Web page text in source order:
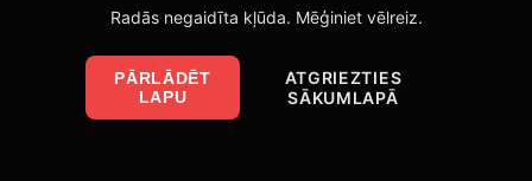
Radās negaidīta kļūda. Mēģiniet vēlreiz.
PĀRLĀDĒT
LAPU
ATGRIEZTIES
SĀKUMLAPĀ